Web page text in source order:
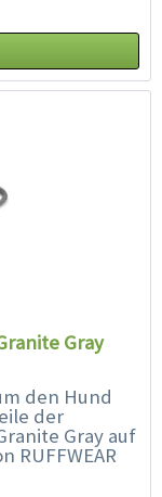
Gray
den Hund
der
Gray auf
RUFFWEAR